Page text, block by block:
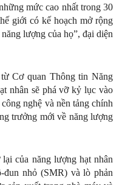
mức cao nhất trong 30
giới có kế hoạch mở rộng
lượng của họ”, đại diện
Cơ quan Thông tin Năng
nhân sẽ phá vỡ kỷ lục vào
nghệ và nền tảng chính
trưởng mới về năng lượng
của năng lượng hạt nhân
đun nhỏ (SMR) và lò phản